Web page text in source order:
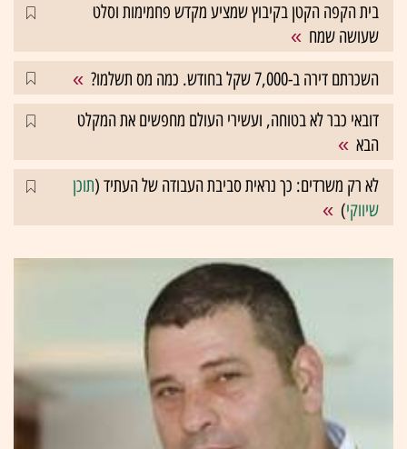
בית הקפה הקטן בקיבוץ שמציע מקדש פחמימות וסלט
שעושה שמח
השכרתם דירה ב-7,000 שקל בחודש. כמה מס תשלמו?
דובאי כבר לא בטוחה, ועשירי העולם מחפשים את המקלט
הבא
לא רק משרדים: כך נראית סביבת העבודה של העתיד (תוכן
שיווקי)